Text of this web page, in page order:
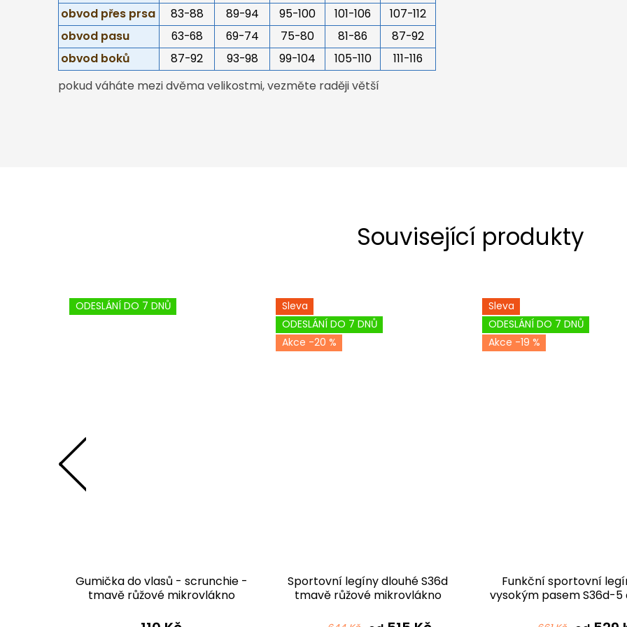
obvod přes prsa
83-88 89-94 95-100 101-106
107-112
obvod pasu
63-68 69-74 75-80 81-86
87-92
obvod boků
87-92 93-98 99-104 105-110
111-116
pokud váháte mezi dvěma velikostmi, vezměte raději větší
Související produkty
ODESLÁNÍ DO 7 DNŮ
Gumička do vlasů - scrunchie -
tmavě růžové mikrovlákno
Sleva
ODESLÁNÍ DO 7 DNŮ
-20 %
Sportovní legíny dlouhé S36d
tmavě růžové mikrovlákno
Sleva
ODESLÁNÍ DO 7 DNŮ
-19 %
Funkční sportovní
vysokým pasem S36d-